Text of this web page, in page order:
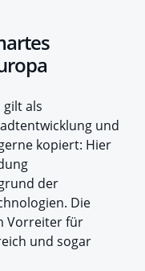
gilt als
und
kopiert: Hier
der
Die
Vorreiter für
und sogar